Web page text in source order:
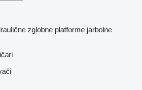
zglobne platforme jarbolne